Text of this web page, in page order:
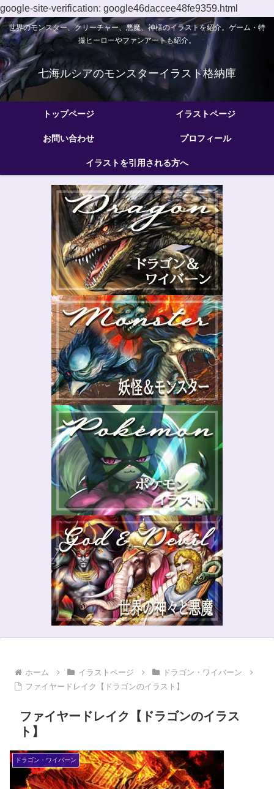
google-site-verification: google46daccee48fe9359.html
世界のモンスター、クリーチャー、悪魔、神様のイラストを紹介。ゲーム・特
撮ヒーローやファンアートも紹介。
七海ルシアのモンスターイラスト格納庫
トップページ イラストページ
お問い合わせ プロフィール
イラストを引用される方へ
ホーム イラストページ
ドラゴン・ワイバーン
ファイヤードレイク【ドラゴンのイラスト】
ファイヤードレイク【ドラゴンのイラス
ト】
ドラゴン・ワイバーン